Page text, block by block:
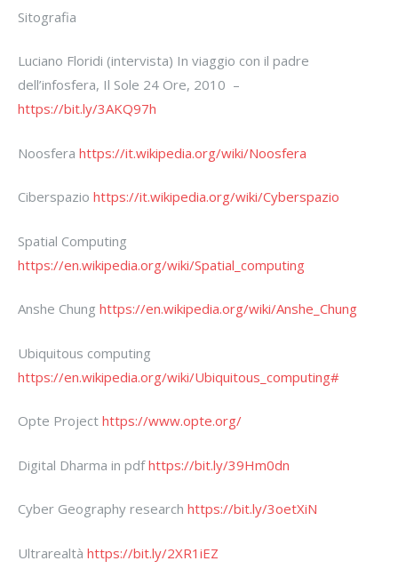
Sitografia
Luciano Floridi (intervista) In viaggio con il padre
dell’infosfera, Il Sole 24 Ore, 2010 –
https://bit.ly/3AKQ97h
Noosfera https://it.wikipedia.org/wiki/Noosfera
Ciberspazio https://it.wikipedia.org/wiki/Cyberspazio
Spatial Computing
https://en.wikipedia.org/wiki/Spatial_computing
Anshe Chung https://en.wikipedia.org/wiki/Anshe_Chung
Ubiquitous computing
https://en.wikipedia.org/wiki/Ubiquitous_computing#
Opte Project https://www.opte.org/
Digital Dharma in pdfhttps://bit.ly/39Hm0dn
Cyber Geography research https://bit.ly/3oetXiN
Ultrarealtà https://bit.ly/2XR1iEZ